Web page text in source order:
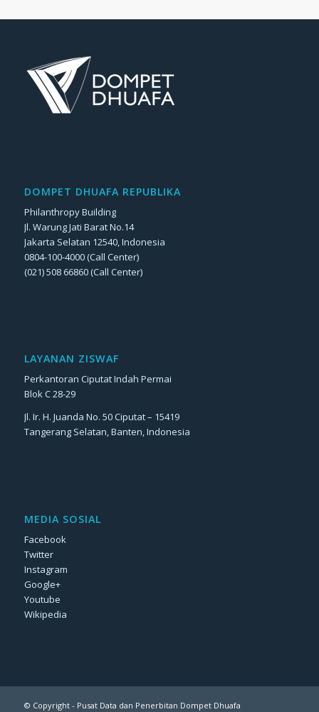
DOMPET DHUAFA REPUBLIKA
Philanthropy Building
Jl. Warung Jati Barat No.14
Jakarta Selatan 12540, Indonesia
0804-100-4000 (Call Center)
(021) 508 66860 (Call Center)
LAYANAN ZISWAF
Perkantoran Ciputat Indah Permai
Blok C 28-29
Jl. Ir. H. Juanda No. 50 Ciputat – 15419
Tangerang Selatan, Banten, Indonesia
MEDIA SOSIAL
Facebook
Twitter
Instagram
Google+
Youtube
Wikipedia
© Copyright - Pusat Data dan Penerbitan Dompet Dhuafa